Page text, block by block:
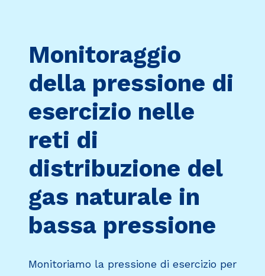
Monitoraggio
della pressione di
esercizio nelle
reti di
distribuzione del
gas naturale in
bassa pressione
Monitoriamo la pressione di esercizio per